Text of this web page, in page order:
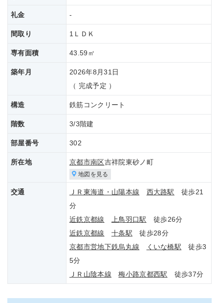
礼金 -
間取り 1ＬＤＫ
専有面積 43.59㎡
築年月
2026年8月31日
（ 完成予定 ）
構造 鉄筋コンクリート
階数 3/3階建
部屋番号 302
所在地 京都市南区吉祥院東砂ノ町
地図を見る
交通 ＪＲ東海道・山陽本線 西大路駅
徒歩21
分
近鉄京都線
上鳥羽口駅 徒歩26分
近鉄京都線
十条駅 徒歩28分
京都市営地下鉄烏丸線
くいな橋駅 徒歩3
5分
ＪＲ山陰本線
梅小路京都西駅 徒歩37分